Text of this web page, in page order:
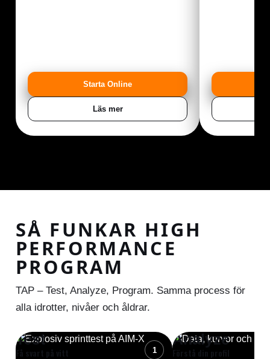
Starta Online
Läs mer
SÅ FUNKAR HIGH
PERFORMANCE
PROGRAM
TAP – Test, Analyze, Program. Samma process för
alla idrotter, nivåer och åldrar.
1
Test
Få svart på vitt
Analyze
Förstå din profil